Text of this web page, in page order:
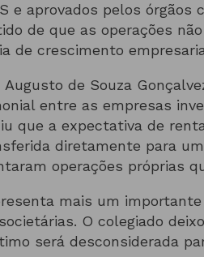
e aprovados pelos
de que as operações
de crescimento
de Souza
entre as empresas
que a expectativa de
diretamente para
operações próprias
mais um
O colegiado
será desconsiderada